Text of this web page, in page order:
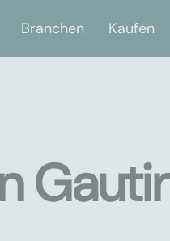
Branchen Kaufen